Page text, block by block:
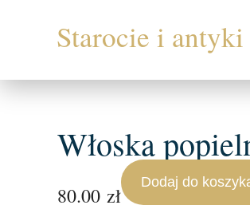
Włoska
80.00 zł
Dodaj do